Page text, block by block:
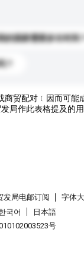
的国家需要多长时间？
贸配对﹝因而可
局作此表格提及的用
发局电邮订阅
字体
국어
日本語
号